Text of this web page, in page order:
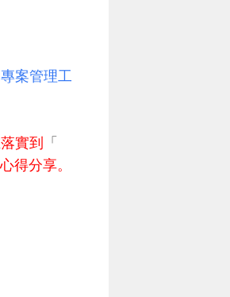
專案管理工
落實到
「
得分享。